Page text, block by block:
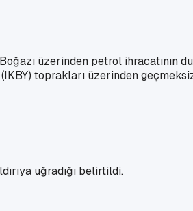
üzerinden petrol ihracatının
toprakları üzerinden
uğradığı belirtildi.